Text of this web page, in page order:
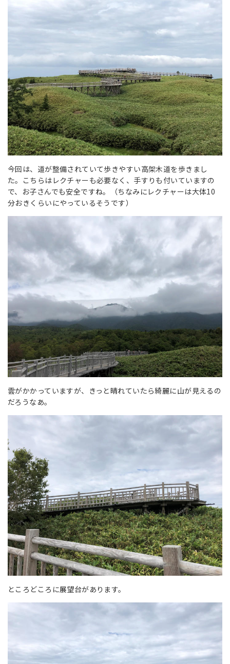
今回は、道が整備されていて歩きやすい高架木道を歩きまし
た。こちらはレクチャーも必要なく、手すりも付いていますの
で、お子さんでも安全ですね。（ちなみにレクチャーは大体10
分おきくらいにやっているそうです）
雲がかかっていますが、きっと晴れていたら綺麗に山が見えるの
だろうなあ。
ところどころに展望台があります。